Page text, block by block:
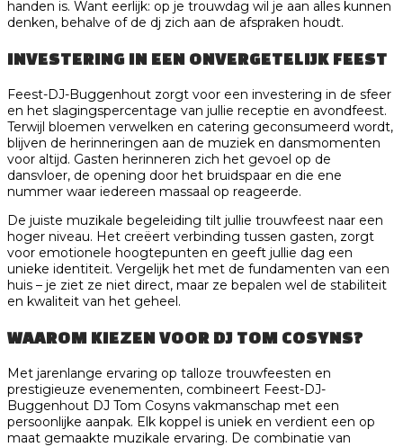
handen is. Want eerlijk: op je trouwdag wil je aan alles kunnen
denken, behalve of de dj zich aan de afspraken houdt.
INVESTERING IN EEN ONVERGETELIJK FEEST
Feest-DJ-Buggenhout zorgt voor een investering in de sfeer
en het slagingspercentage van jullie receptie en avondfeest.
Terwijl bloemen verwelken en catering geconsumeerd wordt,
blijven de herinneringen aan de muziek en dansmomenten
voor altijd. Gasten herinneren zich het gevoel op de
dansvloer, de opening door het bruidspaar en die ene
nummer waar iedereen massaal op reageerde.
De juiste muzikale begeleiding tilt jullie trouwfeest naar een
hoger niveau. Het creëert verbinding tussen gasten, zorgt
voor emotionele hoogtepunten en geeft jullie dag een
unieke identiteit. Vergelijk het met de fundamenten van een
huis – je ziet ze niet direct, maar ze bepalen wel de stabiliteit
en kwaliteit van het geheel.
WAAROM KIEZEN VOOR DJ TOM COSYNS?
Met jarenlange ervaring op talloze trouwfeesten en
prestigieuze evenementen, combineert Feest-DJ-
Buggenhout DJ Tom Cosyns vakmanschap met een
persoonlijke aanpak. Elk koppel is uniek en verdient een op
maat gemaakte muzikale ervaring. De combinatie van